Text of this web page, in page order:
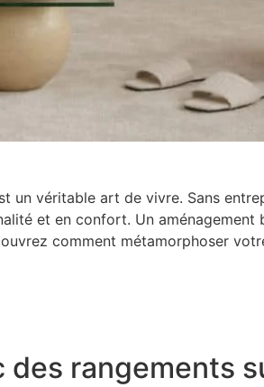
un véritable art de vivre. Sans
et en confort. Un aménagement
comment métamorphoser
rangements